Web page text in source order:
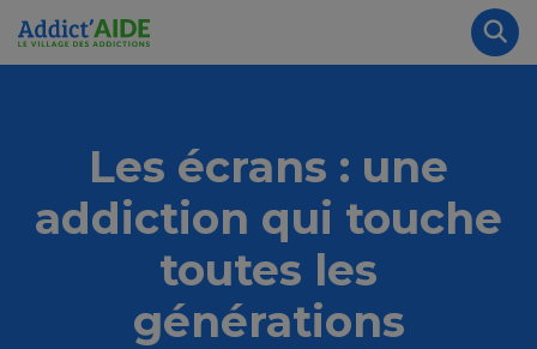
Aller au contenu principal
Les écrans : une
addiction qui touche
toutes les
générations
Panneau de gestion des cookies